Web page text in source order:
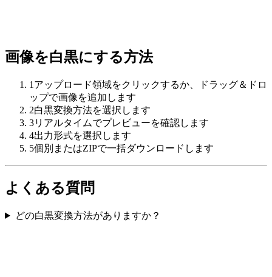
画像を白黒にする方法
1 アップロード領域をクリックするか、ドラッグ＆ドロ
ップで画像を追加します
2白黒変換方法を選択します
3リアルタイムでプレビューを確認します
4出力形式を選択します
5個別またはZIPで一括ダウンロードします
よくある質問
どの白黒変換方法がありますか？